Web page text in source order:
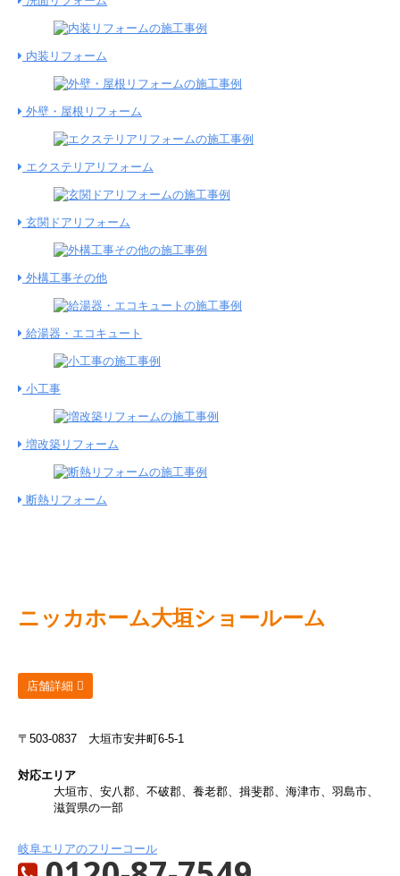
内装リフォーム
外壁・屋根リフォーム
エクステリアリフォーム
玄関ドアリフォーム
外構工事その他
給湯器・エコキュート
小工事
増改築リフォーム
断熱リフォーム
ニッカホーム大垣ショールーム
店舗詳細
〒503-0837 大垣市安井町6-5-1
対応エリア
大垣市、安八郡、不破郡、養老郡、揖斐郡、海津市、羽島市、
滋賀県の一部
岐阜エリアのフリーコール